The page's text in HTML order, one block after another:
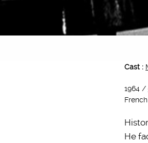
Cast :
1964 /
He